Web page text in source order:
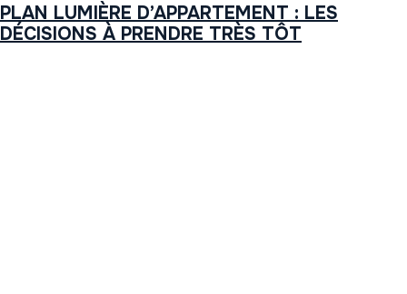
PLAN LUMIÈRE D’APPARTEMENT : LES
DÉCISIONS À PRENDRE TRÈS TÔT